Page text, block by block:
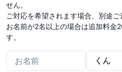
せん。
ご対応を希望されます場合、別途ご
お名前が2名以上の場合は追加料金
す。